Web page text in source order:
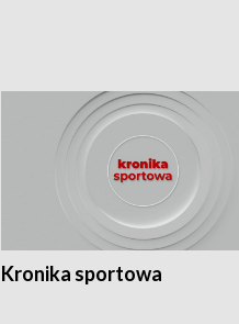
Kronika sportowa